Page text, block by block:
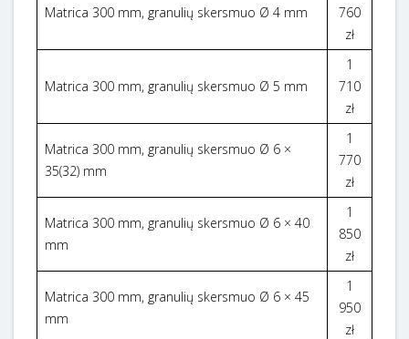
Matrica 300 mm, granulių skersmuo Ø 4 mm
760
zł
Matrica 300 mm, granulių skersmuo Ø 5 mm
1
710
zł
Matrica 300 mm, granulių skersmuo Ø 6 ×
35(32) mm
1
770
zł
Matrica 300 mm, granulių skersmuo Ø 6 × 40
mm
1
850
zł
Matrica 300 mm, granulių skersmuo Ø 6 × 45
mm
1
950
zł